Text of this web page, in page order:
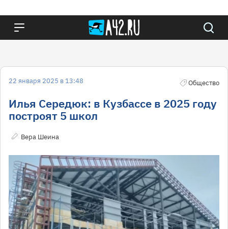
22 января 2025 в 13:48 Общество
Илья Середюк: в Кузбассе в 2025 году
построят 5 школ
Вера Шеина